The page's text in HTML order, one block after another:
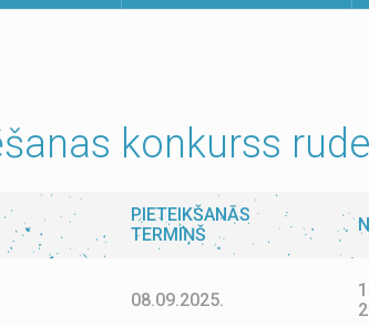
konkurss
PIETEIKŠANĀS
TERMIŅŠ
08.09.2025.